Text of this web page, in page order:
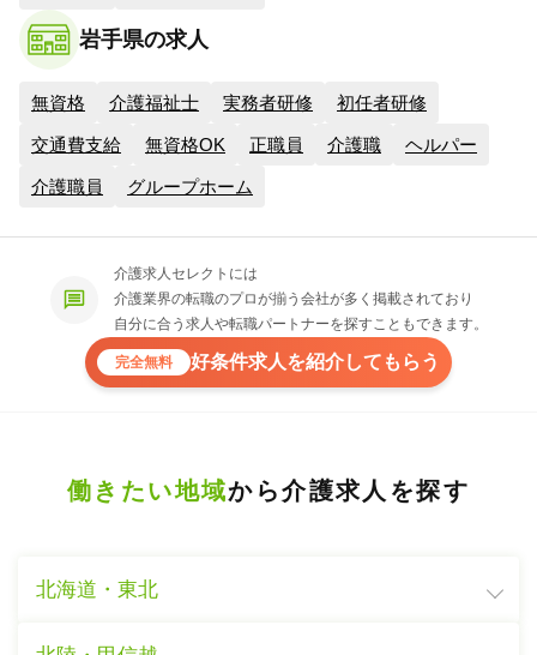
岩手県の求人
無資格 介護福祉士 実務者研修 初任者研修
交通費支給 無資格OK 正職員 介護職 ヘルパー
介護職員 グループホーム
介護求人セレクトには
介護業界の転職のプロが揃う会社が多く掲載されており
自分に合う求人や転職パートナーを探すこともできます。
完全無料 好条件求人を紹介してもらう
働きたい地域から介護求人を探す
北海道・東北